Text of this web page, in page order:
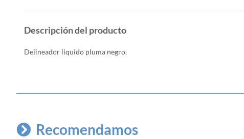
Descripción del producto
Delineador liquido pluma negro.
Recomendamos